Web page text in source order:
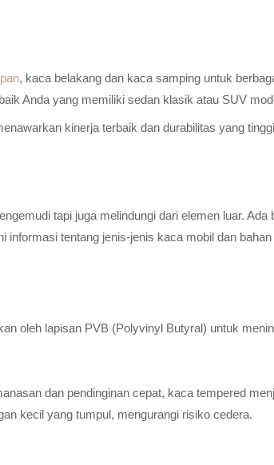
, kaca belakang dan kaca samping untuk
Anda yang memiliki sedan klasik atau SUV
kinerja terbaik dan durabilitas yang
tapi juga melindungi dari elemen luar.
tentang jenis-jenis kaca mobil dan
oleh lapisan PVB (Polyvinyl Butyral) untuk
dan pendinginan cepat, kaca tempered
kecil yang tumpul, mengurangi risiko cedera.